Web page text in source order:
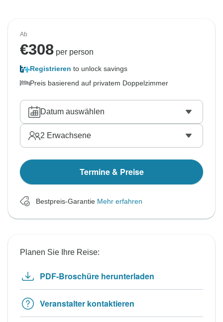
Ab
€308 per person
Registrieren to unlock savings
Preis basierend auf privatem Doppelzimmer
Datum auswählen
2 Erwachsene
Termine & Preise
Bestpreis-Garantie Mehr erfahren
Planen Sie Ihre Reise:
PDF-Broschüre herunterladen
Veranstalter kontaktieren